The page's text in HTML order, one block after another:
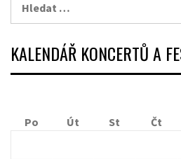
KALENDÁŘ KONCERTŮ A
Po
Út St Čt